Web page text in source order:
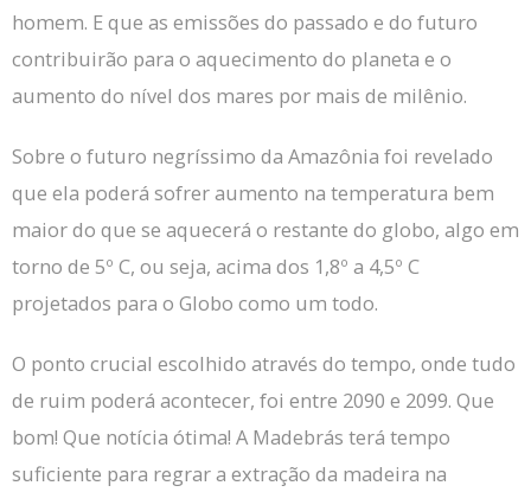
homem. E que as emissões do passado e do futuro
contribuirão para o aquecimento do planeta e o
aumento do nível dos mares por mais de milênio.
Sobre o futuro negríssimo da Amazônia foi revelado
que ela poderá sofrer aumento na temperatura bem
maior do que se aquecerá o restante do globo, algo em
torno de 5º C, ou seja, acima dos 1,8º a 4,5º C
projetados para o Globo como um todo.
O ponto crucial escolhido através do tempo, onde tudo
de ruim poderá acontecer, foi entre 2090 e 2099. Que
bom! Que notícia ótima! A Madebrás terá tempo
suficiente para regrar a extração da madeira na